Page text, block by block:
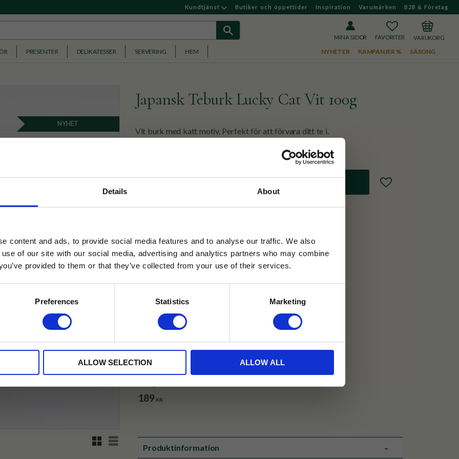
Details About
content and ads, to provide social media features and to analyse our traffic. We also
of our site with our social media, advertising and analytics partners who may combine
provided to them or that they’ve collected from your use of their services.
Preferences Statistics Marketing
ALLOW SELECTION ALLOW ALL
Kundtjänst Butiker och öppettider Inspiration Varumärken B2B & Företag
MINA SIDOR
FAVORITERKUNDVAGN
PRESENTER DELIKATESSER SERVERING HEM NYHETER KAMPANJER % SÄSONG
Japansk Teburk Lucky Cat Vit 100g
Vit burk med katt motiv. Perfekt för att förvara ditt te i.
NYHET
RutnätsvyListvy
Lägg till i favoriter
✓ Betala direkt eller inom 30 dagar
Japansk Teburk
100g
189 KR
Produktinformation
Läs mer
Rabatten fungerar endast
med andra erbjudanden.